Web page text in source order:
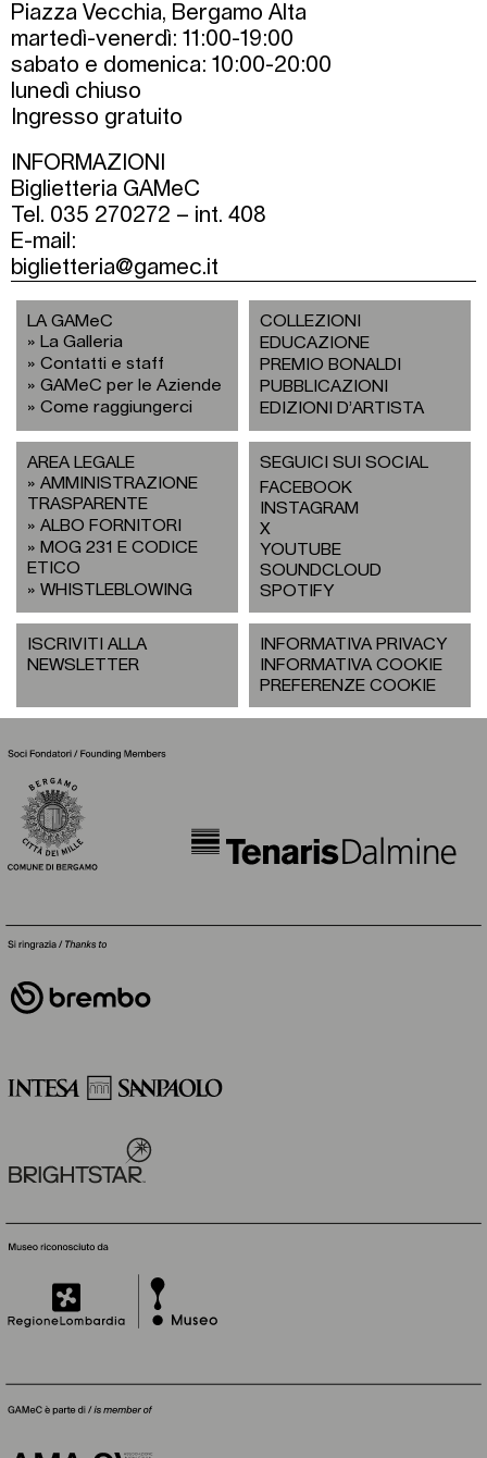
Piazza Vecchia, Bergamo Alta
martedì-venerdì: 11:00-19:00
sabato e domenica: 10:00-20:00
lunedì chiuso
Ingresso gratuito
INFORMAZIONI
Biglietteria GAMeC
Tel. 035 270272 – int. 408
E-mail:
biglietteria@gamec.it
LA GAMeC
La Galleria
Contatti e staff
GAMeC per le Aziende
Come raggiungerci
COLLEZIONI
EDUCAZIONE
PREMIO BONALDI
PUBBLICAZIONI
EDIZIONI D’ARTISTA
AREA LEGALE
AMMINISTRAZIONE
TRASPARENTE
ALBO FORNITORI
MOG 231 E CODICE
ETICO
WHISTLEBLOWING
SEGUICI SUI SOCIAL
FACEBOOK
INSTAGRAM
X
YOUTUBE
SOUNDCLOUD
SPOTIFY
ISCRIVITI ALLA
NEWSLETTER
INFORMATIVA PRIVACY
INFORMATIVA COOKIE
PREFERENZE COOKIE